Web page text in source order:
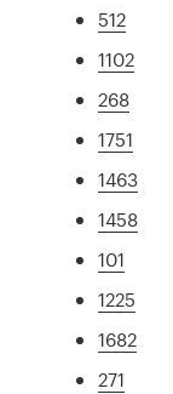
512
1102
268
1751
1463
1458
101
1225
1682
271